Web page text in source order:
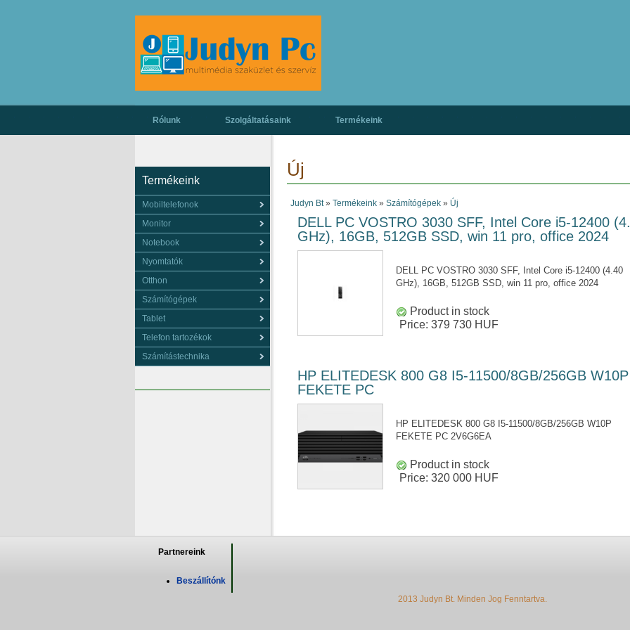
Rólunk Szolgáltatásaink Termékeink
Új
Judyn Bt» Termékeink» Számítógépek» Új
DELL PC VOSTRO 3030 SFF, Intel Core i5-12400
GHz), 16GB, 512GB SSD, win 11 pro, office 2024
DELL PC VOSTRO 3030 SFF, Intel Core i5-12400 (4.40
GHz), 16GB, 512GB SSD, win 11 pro, office 2024
Product in stock
Price: 379 730 HUF
HP ELITEDESK 800 G8 I5-11500/8GB/256GB W10P
FEKETE PC
HP ELITEDESK 800 G8 I5-11500/8GB/256GB W10P
FEKETE PC 2V6G6EA
Product in stock
Price: 320 000 HUF
Termékeink
Mobiltelefonok
Monitor
Notebook
Nyomtatók
Otthon
Számítógépek
Tablet
Telefon tartozékok
Számítástechnika
Partnereink
Beszállítónk
2013 Judyn Bt. Minden Jog Fenntartva.